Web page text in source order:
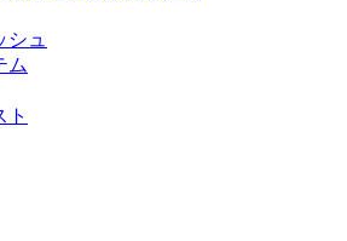
シュ
ム
ト